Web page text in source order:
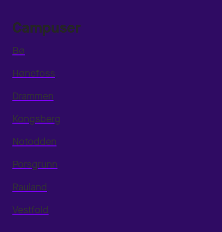
Campuser
Bø
Hønefoss
Drammen
Kongsberg
Notodden
Porsgrunn
Rauland
Vestfold